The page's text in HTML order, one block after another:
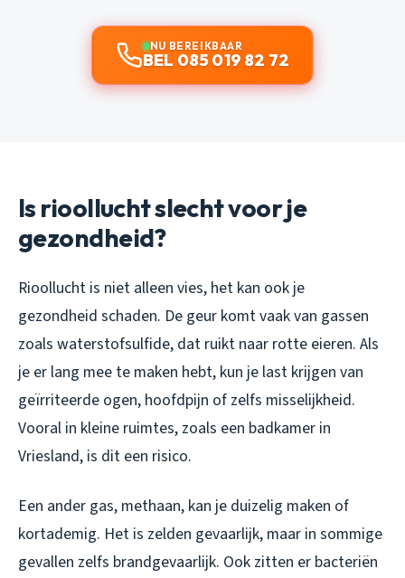
NU BEREIKBAAR
BEL 085 019 82 72
Is rioollucht slecht voor je
gezondheid?
Rioollucht is niet alleen vies, het kan ook je
gezondheid schaden. De geur komt vaak van gassen
zoals waterstofsulfide, dat ruikt naar rotte eieren. Als
je er lang mee te maken hebt, kun je last krijgen van
geïrriteerde ogen, hoofdpijn of zelfs misselijkheid.
Vooral in kleine ruimtes, zoals een badkamer in
Vriesland, is dit een risico.
Een ander gas, methaan, kan je duizelig maken of
kortademig. Het is zelden gevaarlijk, maar in sommige
gevallen zelfs brandgevaarlijk. Ook zitten er bacteriën